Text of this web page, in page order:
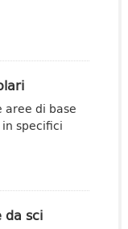
aree di base
specifici
da sci